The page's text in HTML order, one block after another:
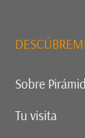
Sobre
Tu visita